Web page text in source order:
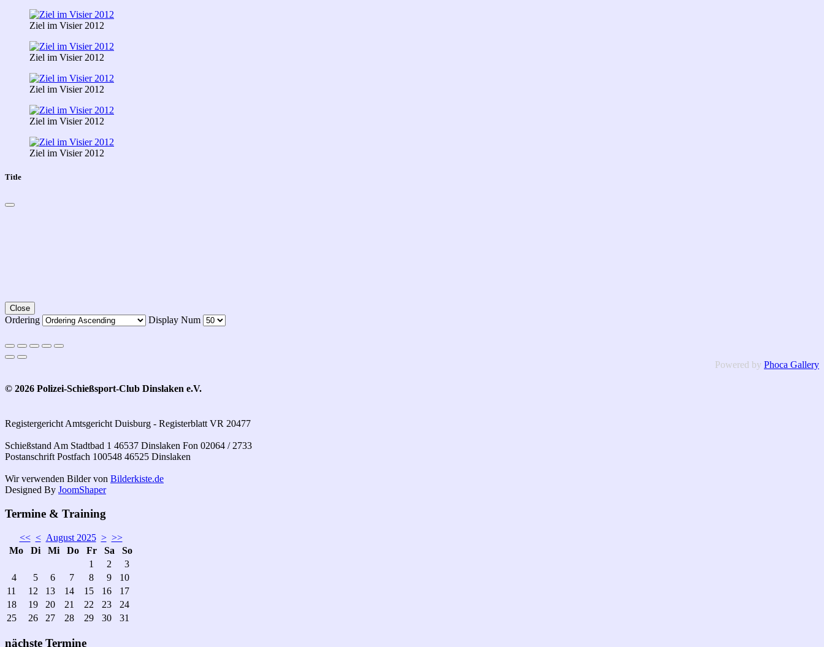
Ziel im Visier 2012
Ziel im Visier 2012
Ziel im Visier 2012
Ziel im Visier 2012
Ziel im Visier 2012
Title
Close
Ordering Display Num
Powered by Phoca Gallery
© 2026 Polizei-Schießsport-Club Dinslaken e.V.
Registergericht Amtsgericht Duisburg - Registerblatt VR 20477
Schießstand Am Stadtbad 1 46537 Dinslaken Fon 02064 / 2733
Postanschrift Postfach 100548 46525 Dinslaken
Wir verwenden Bilder von Bilderkiste.de
Designed By JoomShaper
Termine & Training
<< < August 2025 > >>
Mo
Di Mi Do Fr Sa
So
1
2
3
4
5 6 7 8 9
10
11
12 13 14 15 16
17
18
19 20 21 22 23
24
25
26 27 28 29 30 31
nächste Termine